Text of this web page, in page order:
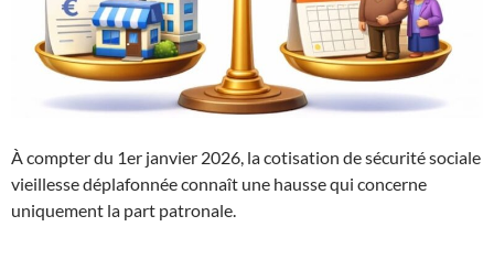
À compter du 1er janvier 2026, la cotisation de sécurité sociale
vieillesse déplafonnée connaît une hausse qui concerne
uniquement la part patronale.